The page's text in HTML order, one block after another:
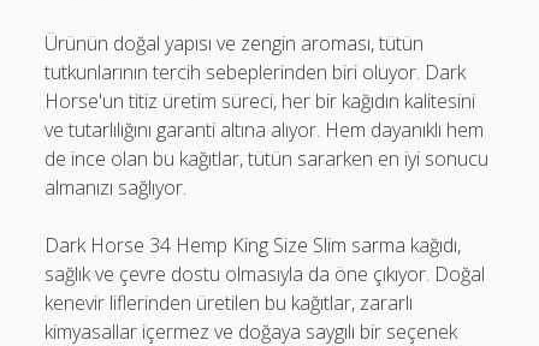
Ürünün doğal yapısı ve zengin aroması, tütün
tutkunlarının tercih sebeplerinden biri oluyor. Dark
Horse'un titiz üretim süreci, her bir kağıdın kalitesini
ve tutarlılığını garanti altına alıyor. Hem dayanıklı hem
de ince olan bu kağıtlar, tütün sararken en iyi sonucu
almanızı sağlıyor.
Dark Horse 34 Hemp King Size Slim sarma kağıdı,
sağlık ve çevre dostu olmasıyla da öne çıkıyor. Doğal
kenevir liflerinden üretilen bu kağıtlar, zararlı
kimyasallar içermez ve doğaya saygılı bir seçenek